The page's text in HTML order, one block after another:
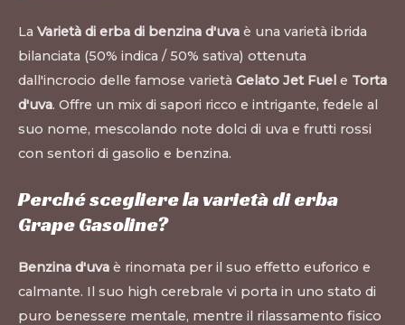
La Varietà di erba di benzina d'uva è una varietà ibrida
bilanciata (50% indica / 50% sativa) ottenuta
dall'incrocio delle famose varietà Gelato Jet Fuel e Torta
d'uva. Offre un mix di sapori ricco e intrigante, fedele al
suo nome, mescolando note dolci di uva e frutti rossi
con sentori di gasolio e benzina.
Perché scegliere la varietà di erba
Grape Gasoline?
Benzina d'uva è rinomata per il suo effetto euforico e
calmante. Il suo high cerebrale vi porta in uno stato di
puro benessere mentale, mentre il rilassamento fisico